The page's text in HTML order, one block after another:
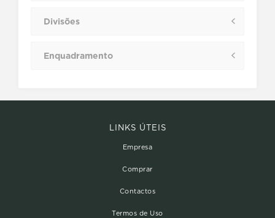
Divisões
Enquadramento
LINKS ÚTEIS
Empresa
Comprar
Contactos
Termos de Uso